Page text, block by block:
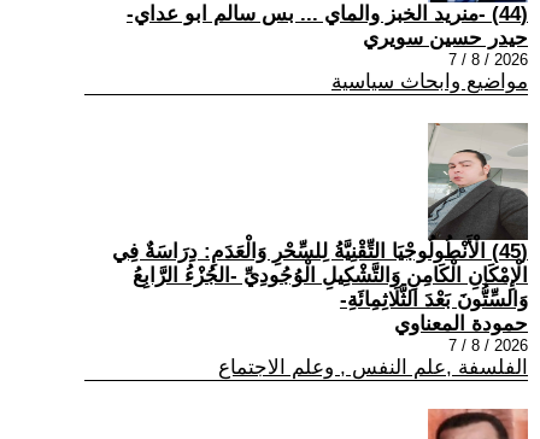
(44) -منريد الخبز والماي ... بس سالم ابو عداي-
حيدر حسين سويري
2026 / 8 / 7
مواضيع وابحاث سياسية
(45) الْأَنْطُولُوجْيَا التِّقْنِيَّةُ لِلسِّحْرِ وَالْعَدَمِ: دِرَاسَةٌ فِي
الْإِمْكَانِ الْكَامِنِ وَالتَّشْكِيلِ الْوُجُودِيِّ -الجُزْءُ الرَّابِعُ
وَالسِّتُّونَ بَعْدَ الثَّلَاثِمِائَةِ-
حمودة المعناوي
2026 / 8 / 7
الفلسفة ,علم النفس , وعلم الاجتماع